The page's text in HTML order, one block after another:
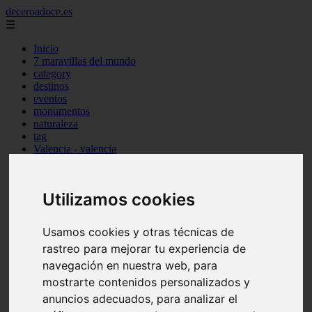
Utilizamos cookies
Usamos cookies y otras técnicas de
rastreo para mejorar tu experiencia de
navegación en nuestra web, para
mostrarte contenidos personalizados y
anuncios adecuados, para analizar el
deceroadoce.es
☰
Inicio
7 maravillas del mundo
category
destinos
eventos
monumentos
naturaleza
tag
Valencia - valencia
Sevilla - bormujos
Murcia - murcia
Alicante - benidorm
Alicante - finestrat
Almería - mojácar
Alicante - orihuela
Huesca - jaca